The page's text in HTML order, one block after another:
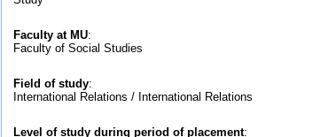
Faculty at MU:
Faculty of Social Studies
Field of study:
International Relations / International Relations
Level of study during period of placement: